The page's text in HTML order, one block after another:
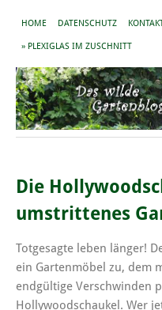
HOME DATENSCHUTZ
» PLEXIGLAS IM ZUSCHNITT
Die
umstrittenes
Totgesagte leben länger!
ein Gartenmöbel zu, dem
endgültige Verschwinden
Hollywoodschaukel. Wer